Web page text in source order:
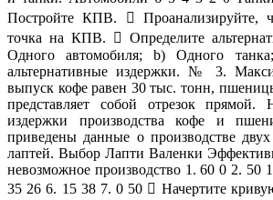
Постройте КПВ.  Проанализируйте,
точка на КПВ.  Определите
Одного автомобиля; b) Одного
альтернативные издержки. № 3.
выпуск кофе равен 30 тыс. тонн,
представляет собой отрезок прямой.
издержки производства кофе и
приведены данные о производстве
лаптей. Выбор Лапти Валенки
невозможное производство 1. 60 0 2. 50
35 26 6. 15 38 7. 0 50  Начертите